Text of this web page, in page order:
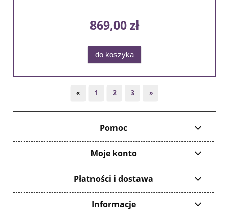
869,00 zł
do koszyka
« 1 2 3 »
Pomoc
Moje konto
Płatności i dostawa
Informacje